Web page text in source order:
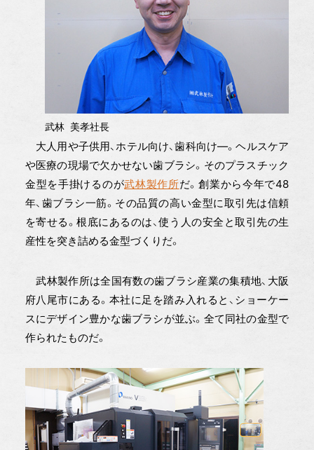
武林 美孝社長
大人用や子供用、ホテル向け、歯科向け—。ヘルスケア
や医療の現場で欠かせない歯ブラシ。そのプラスチック
金型を手掛けるのが武林製作所だ。創業から今年で48
年、歯ブラシ一筋。その品質の高い金型に取引先は信頼
を寄せる。根底にあるのは、使う人の安全と取引先の生
産性を突き詰める金型づくりだ。
武林製作所は全国有数の歯ブラシ産業の集積地、大阪
府八尾市にある。本社に足を踏み入れると、ショーケー
スにデザイン豊かな歯ブラシが並ぶ。全て同社の金型で
作られたものだ。